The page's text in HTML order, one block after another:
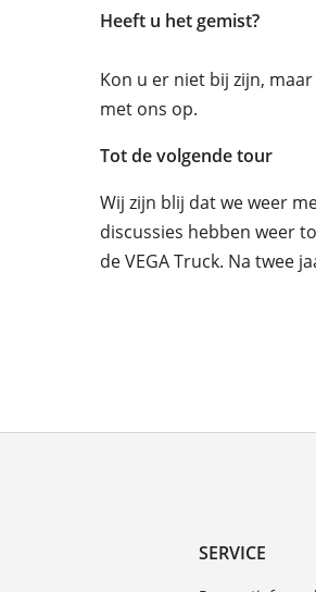
Heeft u het gemist?
Kon u er niet bij zijn,
met ons op.
Tot de volgende tour
Wij zijn blij dat we weer
discussies hebben weer
de VEGA Truck. Na twee
SERVICE